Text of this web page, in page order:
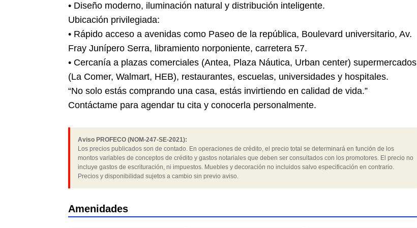
• Diseño moderno, iluminación natural y distribución inteligente.
Ubicación privilegiada:
• Rápido acceso a avenidas como Paseo de la república, Boulevard universitario, Av.
Fray Junípero Serra, libramiento norponiente, carretera 57.
• Cercanía a plazas comerciales (Antea, Plaza Náutica, Urban center) supermercados
(La Comer, Walmart, HEB), restaurantes, escuelas, universidades y hospitales.
“No solo estás comprando una casa, estás invirtiendo en calidad de vida.”
Contáctame para agendar tu cita y conocerla personalmente.
Aviso PROFECO (NOM-247-SE-2021):
Los precios publicados son de contado. En operaciones de crédito, el precio total se determinará en función de los
montos variables de conceptos de crédito y gastos notariales que deben ser consultados con los promotores. El precio no
incluye gastos de escrituración, ni impuestos. Muebles y decoración no incluidos salvo especificación en contrario.
Precios y disponibilidad sujetos a cambio sin previo aviso.
Amenidades